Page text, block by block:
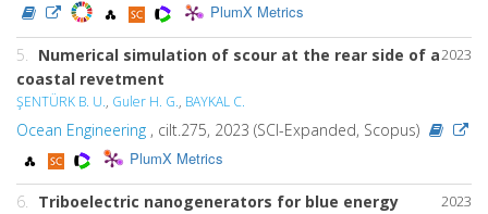
PlumX Metrics
2023
5. Numerical simulation of scour at the rear side of a
coastal revetment
ŞENTÜRK B. U., Guler H. G., BAYKAL C.
Ocean Engineering , cilt.275, 2023 (SCI-Expanded, Scopus)
PlumX Metrics
2023
6. Triboelectric nanogenerators for blue energy